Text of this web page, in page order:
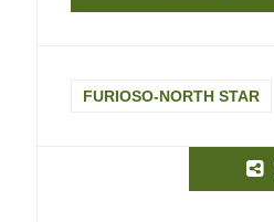
FURIOSO-NORTH STAR